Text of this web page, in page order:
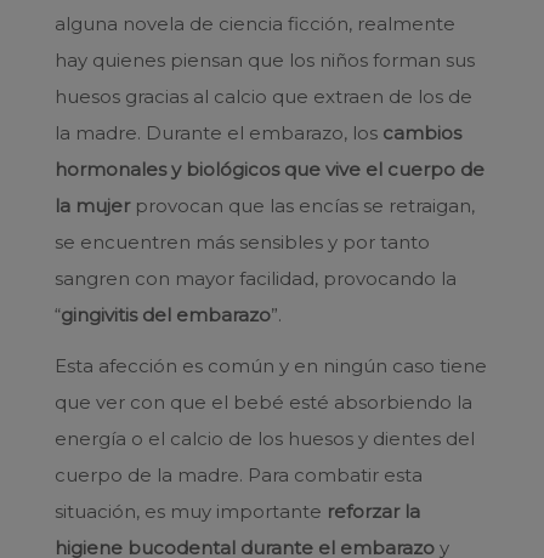
alguna novela de ciencia ficción, realmente
hay quienes piensan que los niños forman sus
huesos gracias al calcio que extraen de los de
la madre. Durante el embarazo, los cambios
hormonales y biológicos que vive el cuerpo de
la mujerprovocan que las encías se retraigan,
se encuentren más sensibles y por tanto
sangren con mayor facilidad, provocando la
“gingivitis del embarazo”.
Esta afección es común y en ningún caso tiene
que ver con que el bebé esté absorbiendo la
energía o el calcio de los huesos y dientes del
cuerpo de la madre. Para combatir esta
situación, es muy importante reforzar la
higiene bucodental durante el embarazo y